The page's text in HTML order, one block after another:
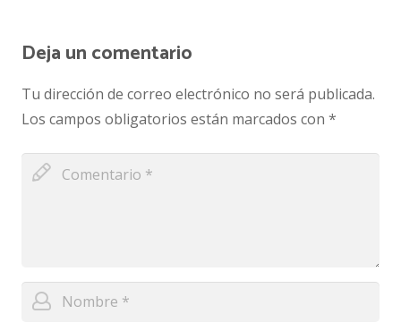
Deja un comentario
Tu dirección de correo electrónico no será publicada.
Los campos obligatorios están marcados con *